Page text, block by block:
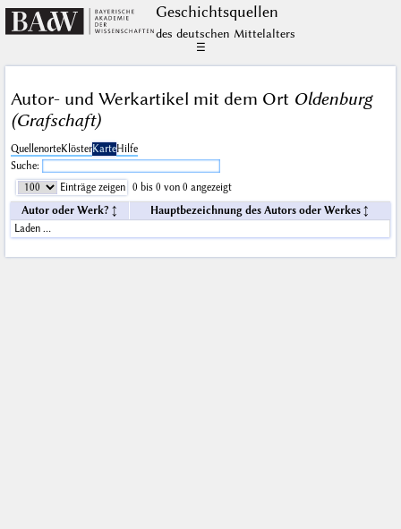
Geschichts­quellen
des deutschen Mittelalters
☰
Autor- und Werkartikel mit dem Ort Oldenburg
(Grafschaft)
QuellenorteKlösterKarteHilfe
Suche:
Einträge zeigen
0 bis 0 von 0 angezeigt
Autor oder Werk?
Hauptbezeichnung des Autors oder Werkes
Laden …